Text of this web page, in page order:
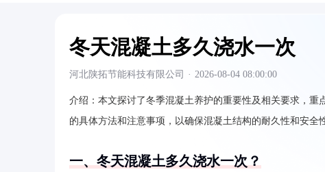
冬天混凝土多久浇水一次
河北陕拓节能科技有限公司 · 2026-08-04 08:00:00
介绍： 本文探讨了冬季混凝土养护的重要性及相关要求，
的具体方法和注意事项，以确保混凝土结构的耐久性和安全
一、冬天混凝土多久浇水一次？